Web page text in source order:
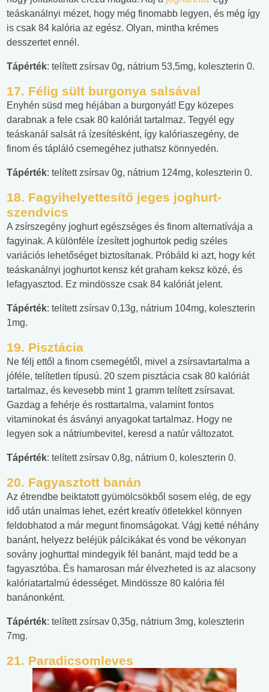
teáskanálnyi mézet, hogy még finomabb legyen, és még így
is csak 84 kalória az egész. Olyan, mintha krémes
desszertet ennél.
Tápérték: telített zsírsav 0g, nátrium 53,5mg, koleszterin 0.
17. Félig sült burgonya salsával
Enyhén süsd meg héjában a burgonyát! Egy közepes
darabnak a fele csak 80 kalóriát tartalmaz. Tegyél egy
teáskanál salsát rá ízesítésként, így kalóriaszegény, de
finom és tápláló csemegéhez juthatsz könnyedén.
Tápérték: telített zsírsav 0g, nátrium 124mg, koleszterin 0.
18. Fagyihelyettesítő jeges joghurt-
szendvics
A zsírszegény joghurt egészséges és finom alternatívája a
fagyinak. A különféle ízesített joghurtok pedig széles
variációs lehetőséget biztosítanak. Próbáld ki azt, hogy két
teáskanálnyi joghurtot kensz két graham keksz közé, és
lefagyasztod. Ez mindössze csak 84 kalóriát jelent.
Tápérték: telített zsírsav 0,13g, nátrium 104mg, koleszterin
1mg.
19. Pisztácia
Ne félj ettől a finom csemegétől, mivel a zsírsavtartalma a
jóféle, telítetlen típusú. 20 szem pisztácia csak 80 kalóriát
tartalmaz, és kevesebb mint 1 gramm telített zsírsavat.
Gazdag a fehérje és rosttartalma, valamint fontos
vitaminokat és ásványi anyagokat tartalmaz. Hogy ne
legyen sok a nátriumbevitel, keresd a natúr változatot.
Tápérték: telített zsírsav 0,8g, nátrium 0, koleszterin 0.
20. Fagyasztott banán
Az étrendbe beiktatott gyümölcsökből sosem elég, de egy
idő után unalmas lehet, ezért kreatív ötletekkel könnyen
feldobhatod a már megunt finomságokat. Vágj ketté néhány
banánt, helyezz beléjük pálcikákat és vond be vékonyan
sovány joghurttal mindegyik fél banánt, majd tedd be a
fagyasztóba. És hamarosan már élvezheted is az alacsony
kalóriatartalmú édességet. Mindössze 80 kalória fél
banánonként.
Tápérték: telített zsírsav 0,35g, nátrium 3mg, koleszterin
7mg.
21. Paradicsomleves